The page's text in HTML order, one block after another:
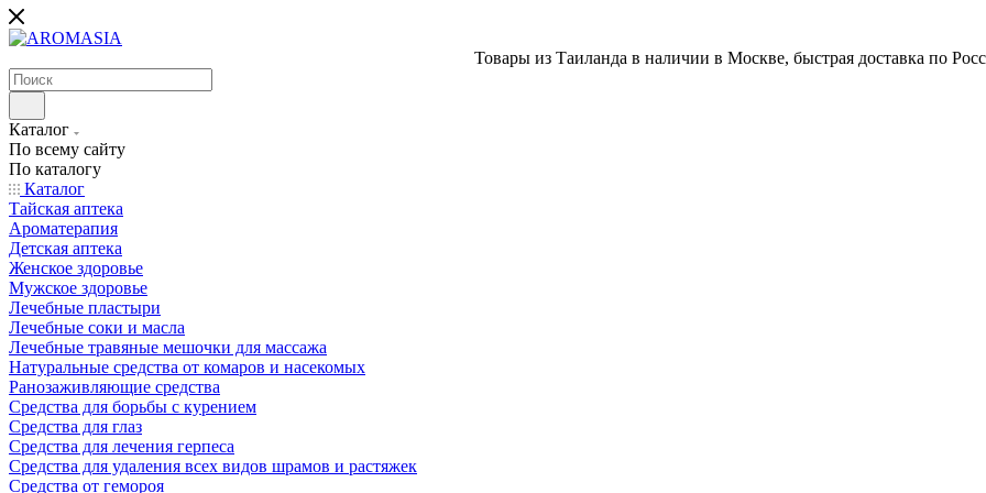
Товары из Таиланда в наличии в Москве, быстрая доставка по
Каталог
По всему сайту
По каталогу
Каталог
Тайская аптека
Ароматерапия
Детская аптека
Женское здоровье
Мужское здоровье
Лечебные пластыри
Лечебные соки и масла
Лечебные травяные мешочки для массажа
Натуральные средства от комаров и насекомых
Ранозаживляющие средства
Средства для борьбы с курением
Средства для глаз
Средства для лечения герпеса
Средства для удаления всех видов шрамов и растяжек
Средства от гемороя